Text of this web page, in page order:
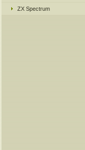
ZX Spectrum